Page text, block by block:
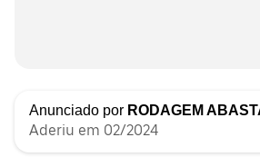
Anunciado por RODAGEM ABASTADA
Aderiu em 02/2024